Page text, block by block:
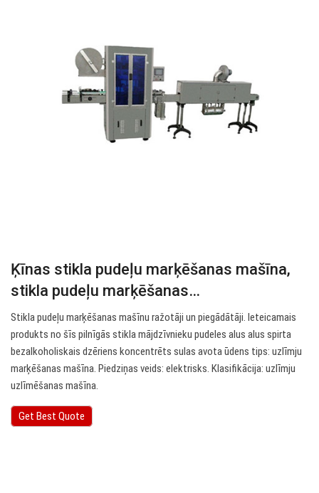
Ķīnas stikla pudeļu marķēšanas mašīna,
stikla pudeļu marķēšanas…
Stikla pudeļu marķēšanas mašīnu ražotāji un piegādātāji. Ieteicamais
produkts no šīs pilnīgās stikla mājdzīvnieku pudeles alus alus spirta
bezalkoholiskais dzēriens koncentrēts sulas avota ūdens tips: uzlīmju
marķēšanas mašīna. Piedziņas veids: elektrisks. Klasifikācija: uzlīmju
uzlīmēšanas mašīna.
Get Best Quote